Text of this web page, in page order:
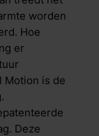
altijd fris.
Cool
enkel in
toplaag. De
toplaag,
en
worden
Hoe
er
Motion is de
Deze